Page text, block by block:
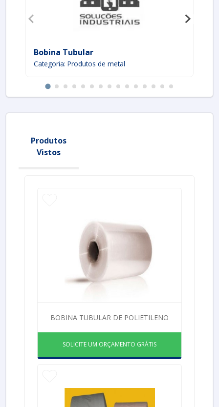
Bobina Tubular
Categoria: Produtos de metal
Produtos
Vistos
BOBINA TUBULAR DE POLIETILENO
SOLICITE UM ORÇAMENTO GRÁTIS